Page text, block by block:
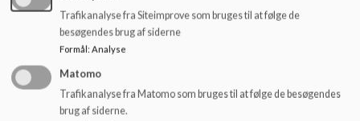
Trafikanalyse fra Siteimprove som bruges til at følge de
besøgendes brug af siderne
Formål : Analyse
Matomo
Trafikanalyse fra Matomo som bruges til at følge de besøgendes
brug af siderne.